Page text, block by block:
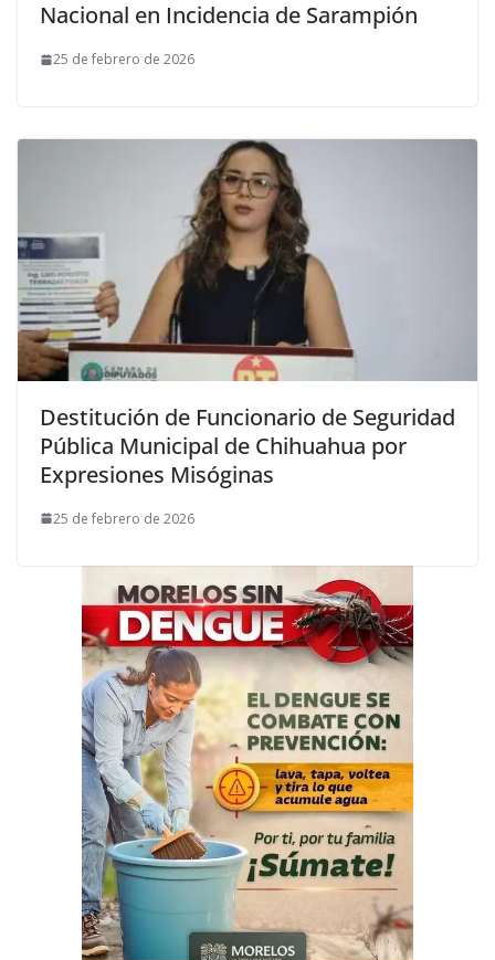
Nacional en Incidencia de Sarampión
25 de febrero de 2026
Destitución de Funcionario de Seguridad
Pública Municipal de Chihuahua por
Expresiones Misóginas
25 de febrero de 2026